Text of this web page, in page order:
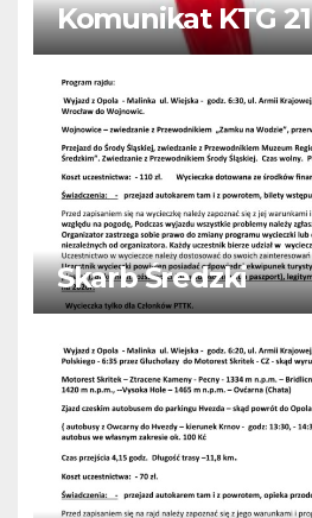
Komunikat KTG 21
Skarb Średzki